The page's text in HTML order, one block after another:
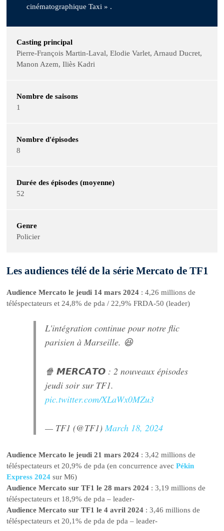
cinématographique Taxi » .
Casting principal
Pierre-François Martin-Laval, Elodie Varlet, Arnaud Ducret,
Manon Azem, Iliès Kadri
Nombre de saisons
1
Nombre d'épisodes
8
Durée des épisodes (moyenne)
52
Genre
Policier
Les audiences télé de la série Mercato de TF1
Audience Mercato le jeudi 14 mars 2024 : 4,26 millions de
téléspectateurs et 24,8% de pda / 22,9% FRDA-50 (leader)
L'intégration continue pour notre flic
parisien à Marseille. 😆
🍿 𝙈𝙀𝙍𝘾𝘼𝙏𝙊 : 2 nouveaux épisodes
jeudi soir sur TF1.
pic.twitter.com/XLaWx0MZu3
— TF1 (@TF1) March 18, 2024
Audience Mercato le jeudi 21 mars 2024 : 3,42 millions de
téléspectateurs et 20,9% de pda (en concurrence avec Pékin
Express 2024 sur M6)
Audience Mercato sur TF1 le 28 mars 2024 : 3,19 millions de
téléspectateurs et 18,9% de pda – leader-
Audience Mercato sur TF1 le 4 avril 2024 : 3,46 millions de
téléspectateurs et 20,1% de pda de pda – leader-